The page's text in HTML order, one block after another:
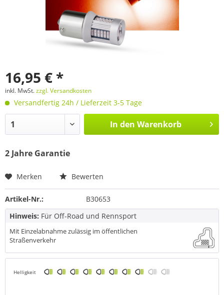
16,95 € *
inkl. MwSt.zzgl. Versandkosten
Versandfertig 24h / Lieferzeit 3-5 Tage
In den Warenkorb
2 Jahre Garantie
Merken Bewerten
Artikel-Nr.:
B30653
Hinweis: Für Off-Road und Rennsport
Mit Einzelabnahme zulässig im öffentlichen
Straßenverkehr
Helligkeit